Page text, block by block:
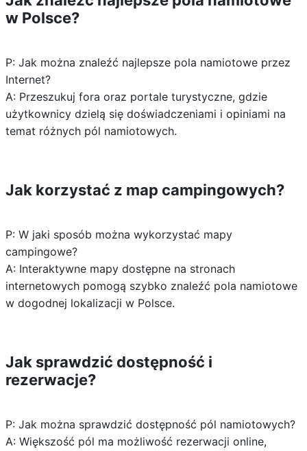
w Polsce?
P: Jak można znaleźć najlepsze pola namiotowe przez
Internet?
A: Przeszukuj fora oraz portale turystyczne, gdzie
użytkownicy dzielą się doświadczeniami i opiniami na
temat różnych pól namiotowych.
Jak korzystać z map campingowych?
P: W jaki sposób można wykorzystać mapy
campingowe?
A: Interaktywne mapy dostępne na stronach
internetowych pomogą szybko znaleźć pola namiotowe
w dogodnej lokalizacji w Polsce.
Jak sprawdzić dostępność i
rezerwacje?
P: Jak można sprawdzić dostępność pól namiotowych?
A: Większość pól ma możliwość rezerwacji online,